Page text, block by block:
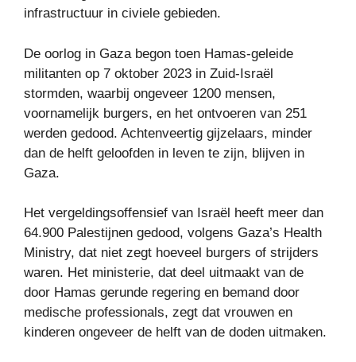
infrastructuur in civiele gebieden.
De oorlog in Gaza begon toen Hamas-geleide
militanten op 7 oktober 2023 in Zuid-Israël
stormden, waarbij ongeveer 1200 mensen,
voornamelijk burgers, en het ontvoeren van 251
werden gedood. Achtenveertig gijzelaars, minder
dan de helft geloofden in leven te zijn, blijven in
Gaza.
Het vergeldingsoffensief van Israël heeft meer dan
64.900 Palestijnen gedood, volgens Gaza’s Health
Ministry, dat niet zegt hoeveel burgers of strijders
waren. Het ministerie, dat deel uitmaakt van de
door Hamas gerunde regering en bemand door
medische professionals, zegt dat vrouwen en
kinderen ongeveer de helft van de doden uitmaken.